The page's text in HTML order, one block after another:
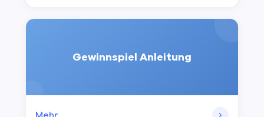
Gewinnspiel Anleitung